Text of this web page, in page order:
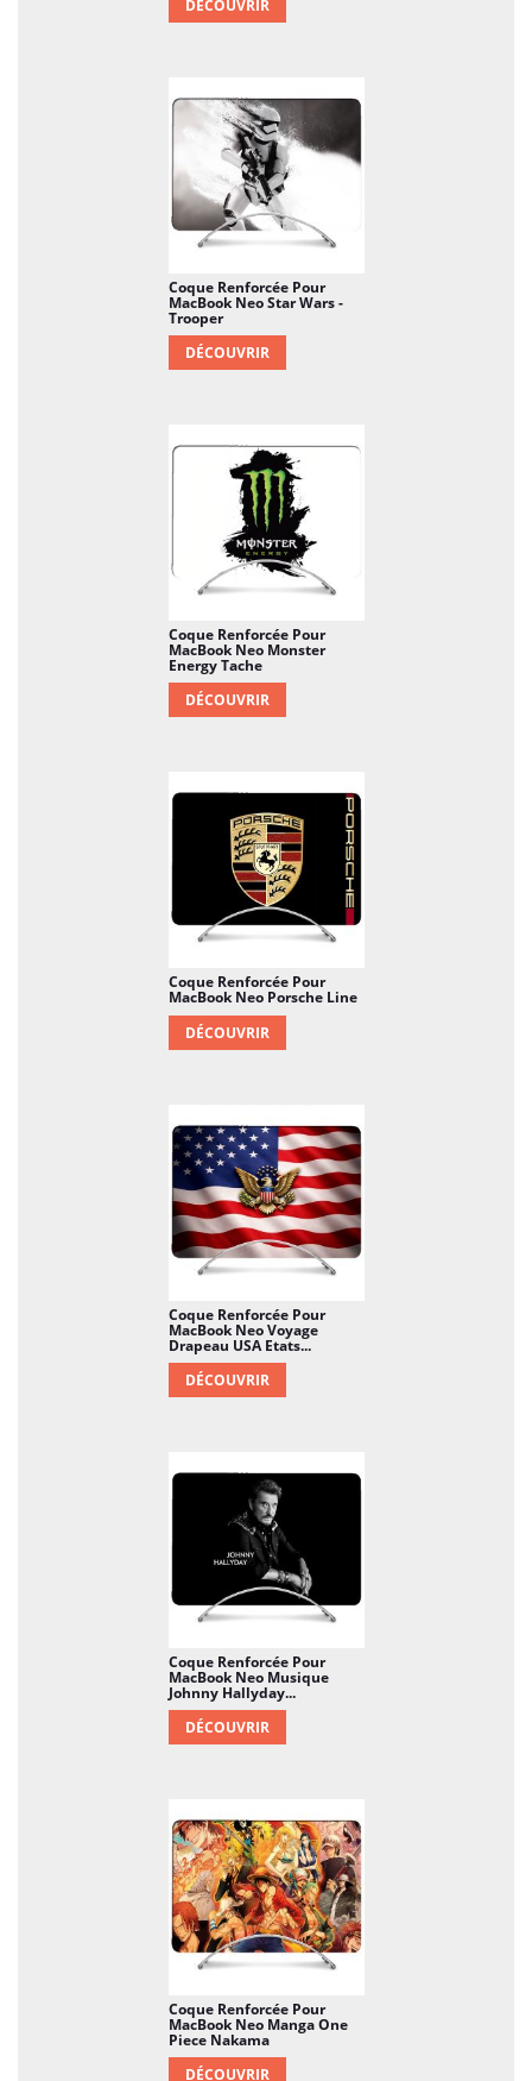
DÉCOUVRIR
Coque Renforcée Pour
MacBook Neo Star Wars -
Trooper
DÉCOUVRIR
Coque Renforcée Pour
MacBook Neo Monster
Energy Tache
DÉCOUVRIR
Coque Renforcée Pour
MacBook Neo Porsche Line
DÉCOUVRIR
Coque Renforcée Pour
MacBook Neo Voyage
Drapeau USA Etats...
DÉCOUVRIR
Coque Renforcée Pour
MacBook Neo Musique
Johnny Hallyday...
DÉCOUVRIR
Coque Renforcée Pour
MacBook Neo Manga One
Piece Nakama
DÉCOUVRIR